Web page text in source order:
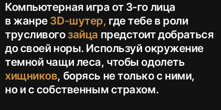
Компьютерная игра от 3-го лица
в жанре 3D-шутер, где тебе в роли
трусливогозайца предстоит добраться
до своей норы. Используй окружение
темной чащи леса, чтобы одолеть
хищников, борясь не только с ними,
но и с собственным страхом.